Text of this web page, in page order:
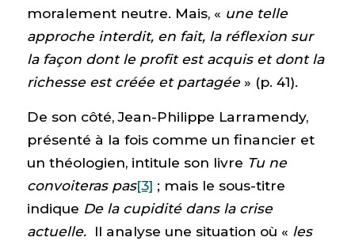
moralement neutre. Mais, « une telle
approche interdit, en fait, la réflexion sur
la façon dont le profit est acquis et dont la
richesse est créée et partagée» (p. 41).
De son côté, Jean-Philippe Larramendy,
présenté à la fois comme un financier et
un théologien, intitule son livre Tu ne
convoiteras pas[3] ; mais le sous-titre
indique De la cupidité dans la crise
actuelle. Il analyse une situation où « les